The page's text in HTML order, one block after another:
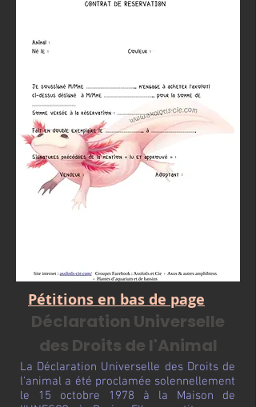
Pétitions en bas de page
La Déclaration Universelle des Droits de
l'animal a été proclamée solennellement
le 15 octobre 1978 à la Maison de
Déclaration Universelle
des Droits de l'Animal